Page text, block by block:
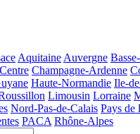
Aquitaine Auvergne
Centre Champagne-Ardenne
Haute-Normandie Ile-
Limousin Lorraine
Nord-Pas-de-Calais Pays de
PACA Rhône-Alpes